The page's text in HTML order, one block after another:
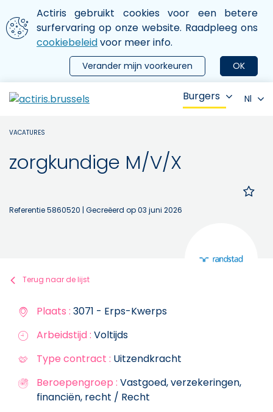
Aller au contenu principal
We gebruiken cookies
Actiris gebruikt cookies voor een betere
surfervaring op onze website. Raadpleeg ons
cookiebeleidvoor meer info.
OK
Verander mijn voorkeuren
le menu
Burgers Nl
VACATURES
zorgkundige M/V/X
Referentie 5860520 | Gecreëerd op 03 juni 2026
Terug naar de lijst
Plaats : 3071 - Erps-Kwerps
Arbeidstijd : Voltijds
Type contract : Uitzendkracht
Beroepengroep : Vastgoed, verzekeringen,
financiën, recht / Recht